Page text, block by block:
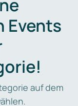
Events
auf dem